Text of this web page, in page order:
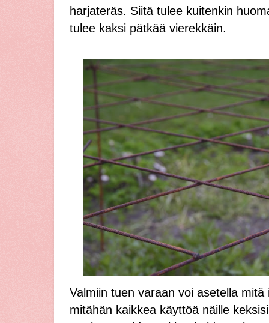
harjateräs. Siitä tulee kuitenkin
tulee kaksi pätkää vierekkäin.
Valmiin tuen varaan voi asetella mitä
mitähän kaikkea käyttöä näille